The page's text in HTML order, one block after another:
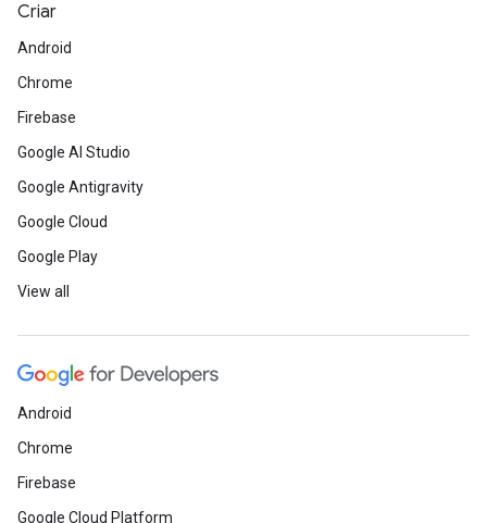
Criar
Android
Chrome
Firebase
Google AI Studio
Google Antigravity
Google Cloud
Google Play
View all
Android
Chrome
Firebase
Google Cloud Platform